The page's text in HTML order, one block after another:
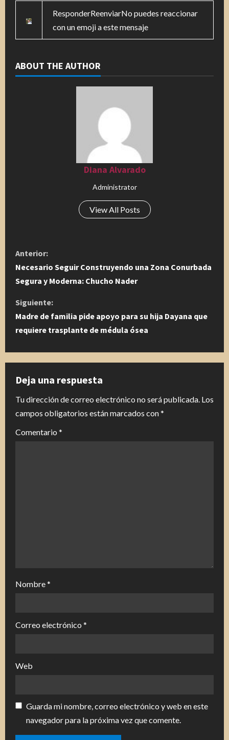
ResponderReenviarNo puedes reaccionar
con un emoji a este mensaje
ABOUT THE AUTHOR
Diana Alvarado
Administrator
View All Posts
S
i
u
e
l
e
y
e
Anterior:
Necesario Seguir Construyendo una Zona Conurbada
Segura y Moderna: Chucho Nader
Siguiente:
Madre de familia pide apoyo para su hija Dayana que
requiere trasplante de médula ósea
Deja una respuesta
Tu dirección de correo electrónico no será publicada. Los
campos obligatorios están marcados con*
Comentario *
Nombre*
Correo electrónico *
Web
Guarda mi nombre, correo electrónico y web en este
navegador para la próxima vez que comente.